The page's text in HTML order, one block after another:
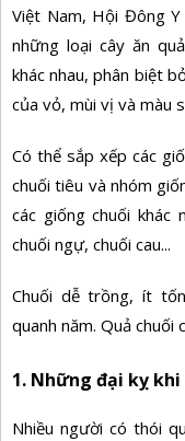
Việt Nam, Hội Đông
những loại cây ăn
khác nhau, phân biệt
của vỏ, mùi vị và màu
Có thể sắp xếp các
chuối tiêu và nhóm
các giống chuối khác
chuối ngự, chuối cau...
Chuối dễ trồng, ít
quanh năm. Quả chuối
1. Những đại kỵ khi
Nhiều người có thói